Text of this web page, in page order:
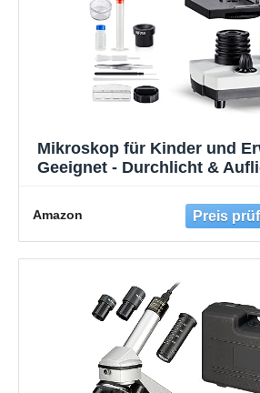
Mikroskop für Kinder und
Geeignet - Durchlicht &
Biologie Mikroskop für
und Hobby
Amazon